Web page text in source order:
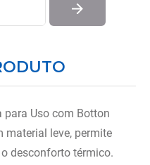
para Uso com Botton
material leve, permite
desconforto térmico.